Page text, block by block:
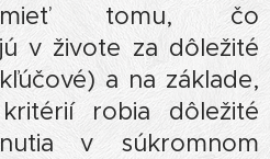
tomu, čo
v živote za dôležité
a na základe,
robia dôležité
v súkromnom